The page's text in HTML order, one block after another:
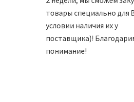
товары специально для
условии наличия их у
поставщика)!
понимание!